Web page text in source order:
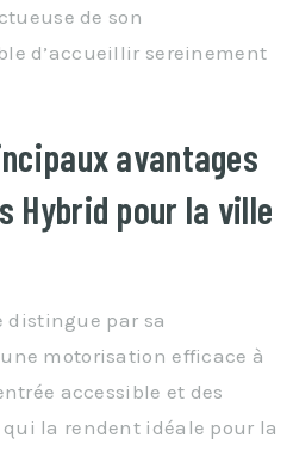
de son
d’accueillir sereinement
avantages
Hybrid pour la ville
distingue par sa
motorisation efficace à
accessible et des
la rendent idéale pour la